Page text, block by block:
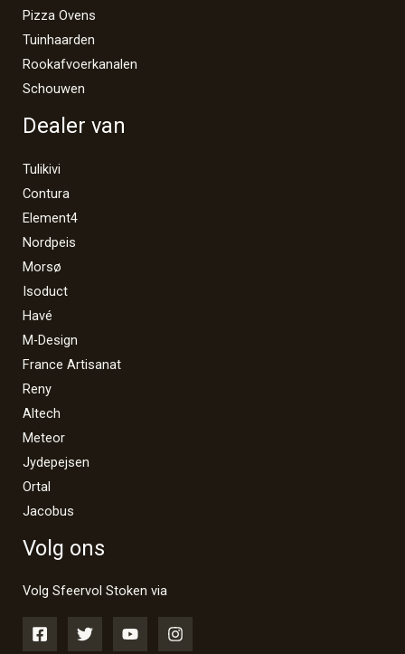
Pizza Ovens
Tuinhaarden
Rookafvoerkanalen
Schouwen
Dealer van
Tulikivi
Contura
Element4
Nordpeis
Morsø
Isoduct
Havé
M-Design
France Artisanat
Reny
Altech
Meteor
Jydepejsen
Ortal
Jacobus
Volg ons
Volg Sfeervol Stoken via